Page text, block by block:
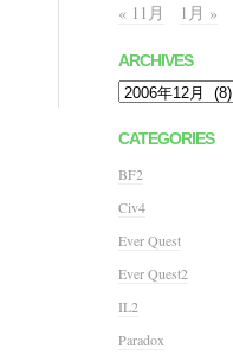
« 11月 1月 »
ARCHIVES
Archives
CATEGORIES
BF2
Civ4
Ever Quest
Ever Quest2
IL2
Paradox